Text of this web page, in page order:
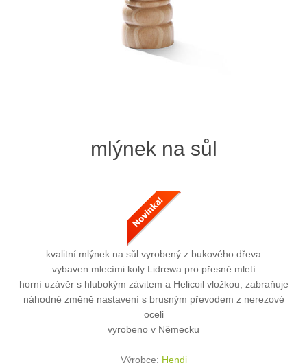
mlýnek na sůl
kvalitní mlýnek na sůl vyrobený z bukového dřeva
vybaven mlecími koly Lidrewa pro přesné mletí
horní uzávěr s hlubokým závitem a Helicoil vložkou, zabraňuje
náhodné změně nastavení s brusným převodem z nerezové
oceli
vyrobeno v Německu
Výrobce: Hendi